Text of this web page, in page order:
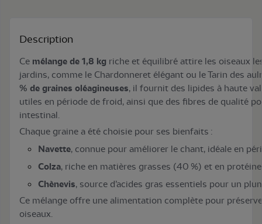
Description
Ce mélange de 1,8 kg riche et équilibré attire les oiseaux
jardins, comme le Chardonneret élégant ou le Tarin des
% de graines oléagineuses, il fournit des lipides à haute
utiles en période de froid, ainsi que des fibres de qualité
intestinal.
Chaque graine a été choisie pour ses bienfaits :
Navette, connue pour améliorer le chant, idéale en
Colza, riche en matières grasses (40 %) et en
Chènevis, source d’acides gras essentiels pour un
Ce mélange offre une alimentation complète pour
oiseaux.